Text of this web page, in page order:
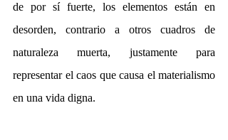
de por sí fuerte, los elementos están en
desorden, contrario a otros cuadros de
naturaleza muerta, justamente para
representar el caos que causa el materialismo
en una vida digna.